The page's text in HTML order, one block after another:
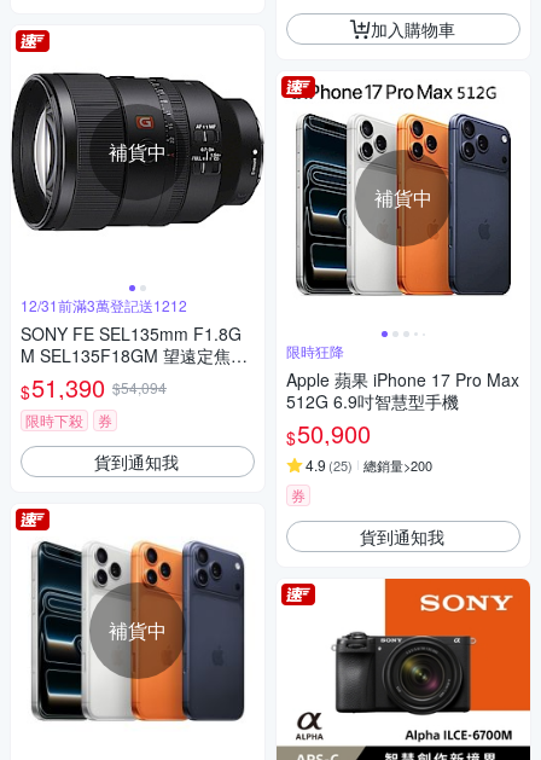
補貨中
12/31前滿3萬登記送1212
SONY FE SEL135mm F1.8G
M SEL135F18GM 望遠定焦鏡
(公司貨)
$51,390 $54,094
限時下殺
券
貨到通知我
補貨中
加入購物車
補貨中
限時狂降
Apple 蘋果 iPhone 17 Pro Max
512G 6.9吋智慧型手機
$50,900
4.9 (25) 總銷量>200
券
貨到通知我